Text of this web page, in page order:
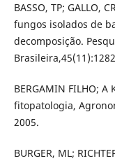
BASSO, TP; GALLO,
fungos isolados de
decomposição.
BERGAMIN FILHO;
fitopatologia,
2005.
BURGER, ML;